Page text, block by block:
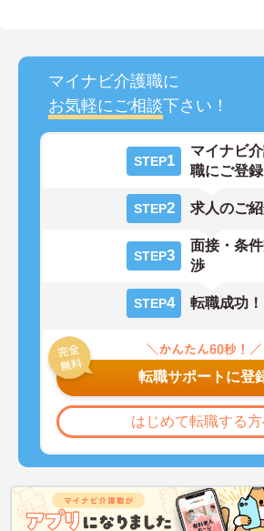
マイナビ介護職に
お気軽にご相談下さい！
STEP1
マイナビ
職にご登録
STEP2 求人のご
STEP3
面接・条
渉
STEP4 転職成功！
転職サポートに登
はじめて転職する